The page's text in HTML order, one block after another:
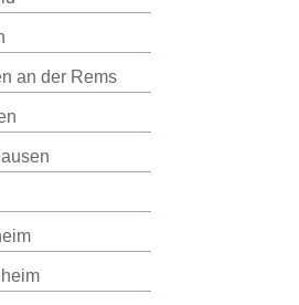
an der Rems